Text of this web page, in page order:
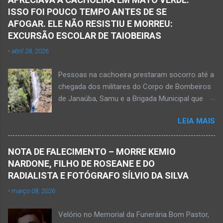
Janaúba seguiram para o local. Uma mulher
morreu e a outra vítima ficou gravemente
ferida e foi levada pelos socorristas do Samu
para o hospital na cidade de Monte Azul. Essa
do Suporte Aéreo Avançado de Vida (SAAV)
para unidade hospi...
ISSO FOI POUCO TEMPO ANTES DE SE
AFOGAR. ELE NÃO RESISTIU E MORREU:
EXCURSÃO ESCOLAR DE TAIOBEIRAS
-abril 28, 2026
Pessoas na cachoeira prestaram socorro até a
chegada dos militares do Corpo de Bombeiros
de Janaúba, Samu e a Brigada Municipal que
resistiu e foi a óbito Foto álbum pessoal Kauan
Pereira Alves publicou em sua rede social a
foto em que apreciava a Cachoeira Maria Rosa,
em Mato Verde, pouco tempo antes de se
afogar e depois vir a óbito nesta terça-feira, dia
socorrem estudante que se afogou em
LEIA MAIS
NOTA DE FALECIMENTO – MORRE KEMIO
NARDONE, FILHO DE ROSEANE E DO
RADIALISTA E FOTÓGRAFO SÍLVIO DA SILVA
-março 08, 2026
Velório no Memorial da Funerária Bom Pastor,